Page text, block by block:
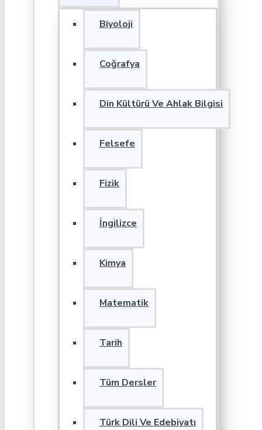
Biyoloji
Coğrafya
Din Kültürü Ve Ahlak Bilgisi
Felsefe
Fizik
İngilizce
Kimya
Matematik
Tarih
Tüm Dersler
Türk Dili Ve Edebiyatı